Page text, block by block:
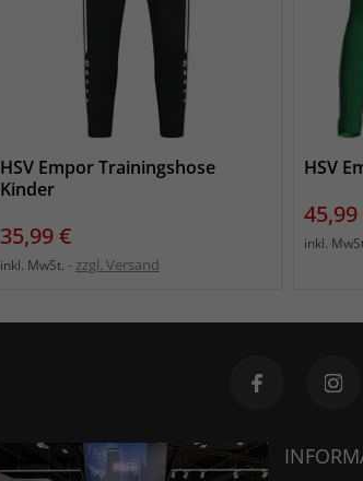
HSV Empor Trainingshose
Kinder
Preis
35,99 €
inkl. MwSt. zzgl. Versand
HSV
Preis
45,99
inkl.